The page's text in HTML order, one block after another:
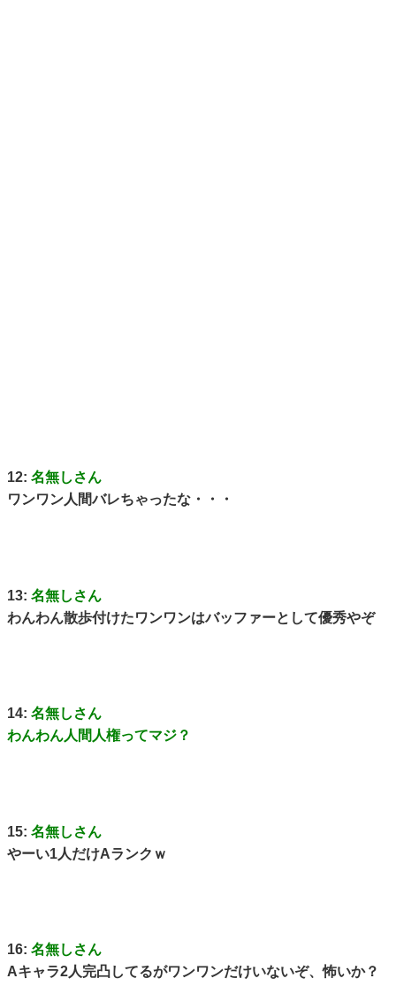
12: 名無しさん
ワンワン人間バレちゃったな・・・
13: 名無しさん
わんわん散歩付けたワンワンはバッファーとして優秀やぞ
14: 名無しさん
わんわん人間人権ってマジ？
15: 名無しさん
やーい1人だけAランク‍ｗ
16: 名無しさん
Aキャラ2人完凸してるがワンワンだけいないぞ、怖いか？